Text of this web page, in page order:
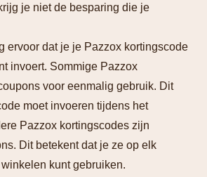
je niet de besparing die je
ervoor dat je je Pazzox kortingscode
invoert. Sommige Pazzox
voor eenmalig gebruik. Dit
moet invoeren tijdens het
Pazzox kortingscodes zijn
Dit betekent dat je ze op elk
kunt gebruiken.